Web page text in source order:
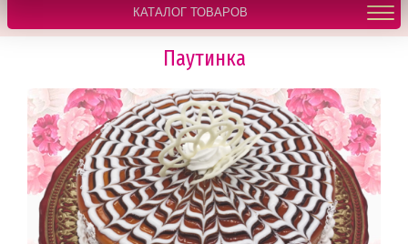
КАТАЛОГ ТОВАРОВ
Паутинка